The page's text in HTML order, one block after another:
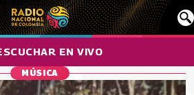
EN VIVO
MÚSICA